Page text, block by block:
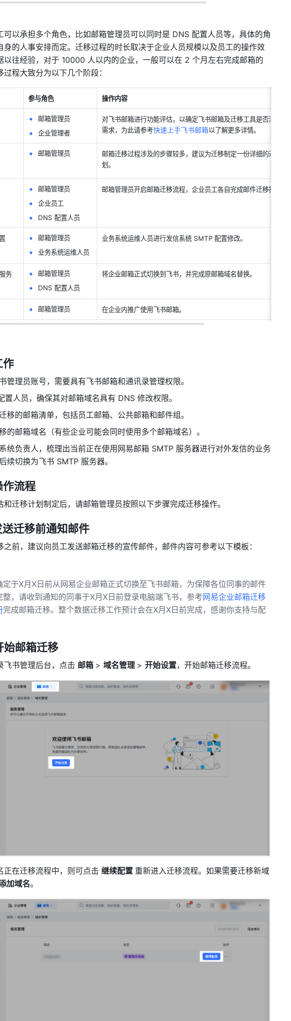
可以承担多个角色，比如邮箱管理员可以同时是 DNS 配置人员等，具体的角
身的人事安排而定。迁移过程的时长取决于企业人员规模以及员工的操作效
以往经验，对于 10000 人以内的企业，一般可以在 2 个月左右完成邮箱的
程大致分为以下几个阶段：
参与角色 操作内容
邮箱管理员
企业管理者
对飞书邮箱进行功能评估，以确定飞书邮箱及迁移工具是否满足你的
需求，为此请参考快速上手飞书邮箱以了解更多详情。
邮箱管理员
邮箱迁移过程涉及的步骤较多，建议为迁移制定一份详细的迁移计
划。
邮箱管理员
企业员工
DNS 配置人员
邮箱管理员开启邮箱迁移流程，企业员工各自完成邮件迁移操作。
邮箱管理员
业务系统运维人员
业务系统运维人员进行发信系统 SMTP 配置修改。
务
邮箱管理员
DNS 配置人员
将企业邮箱正式切换到飞书，并完成原邮箱域名替换。
邮箱管理员 在企业内推广使用飞书邮箱。
作
管理员账号，需要具有飞书邮箱和通讯录管理权限。
置人员，确保其对邮箱域名具有 DNS 修改权限。
移的邮箱清单，包括员工邮箱、公共邮箱和邮件组。
的邮箱域名（有些企业可能会同时使用多个邮箱域名）。
统负责人，梳理出当前正在使用网易邮箱 SMTP 服务器进行对外发信的业务
续切换为飞书 SMTP 服务器。
作流程
和迁移计划制定后，请邮箱管理员按照以下步骤完成迁移操作。
送迁移前通知邮件
之前，建议向员工发送邮箱迁移的宣传邮件，邮件内容可参考以下模板：
定于X月X日前从网易企业邮箱正式切换至飞书邮箱，为保障各位同事的邮件
整，请收到通知的同事于X月X日前登录电脑端飞书，参考网易企业邮箱迁移
完成邮箱迁移。整个数据迁移工作预计会在X月X日前完成，感谢你支持与配
始邮箱迁移
飞书管理后台，点击 邮箱 > 域名管理 > 开始设置，开始邮箱迁移流程。
正在迁移流程中，则可点击 继续配置 重新进入迁移流程。如果需要迁移新域
加域名。